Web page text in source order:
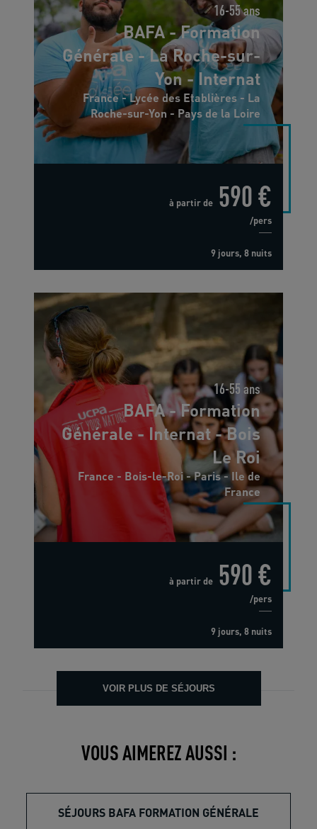
16-55 ans
BAFA - Formation
Générale - La Roche-sur-
Yon - Internat
France - Lycée des Etablières - La
Roche-sur-Yon - Pays de la Loire
à partir de 590 €
/pers
9 jours, 8 nuits
16-55 ans
BAFA - Formation
Générale - Internat - Bois
Le Roi
France - Bois-le-Roi - Paris - Ile de
France
à partir de 590 €
/pers
9 jours, 8 nuits
VOIR PLUS DE SÉJOURS
VOUS AIMEREZ AUSSI :
SÉJOURS BAFA FORMATION GÉNÉRALE